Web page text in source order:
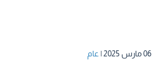
06 مارس 2025 | عام